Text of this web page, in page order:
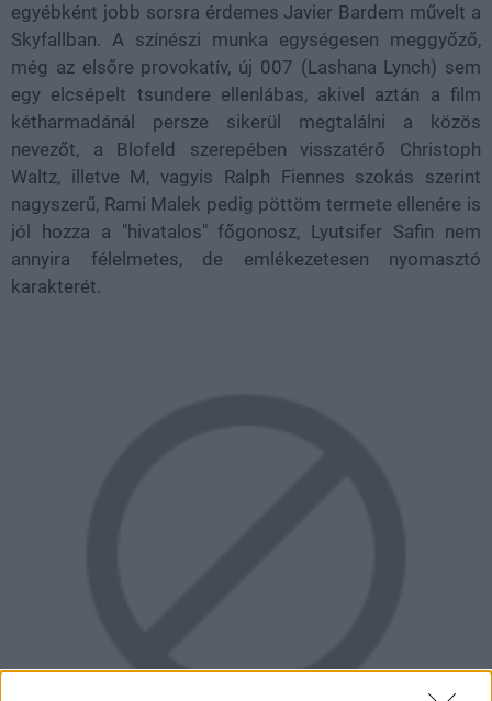
egyébként jobb sorsra érdemes Javier Bardem művelt a
Skyfallban. A színészi munka egységesen meggyőző,
még az elsőre provokatív, új 007 (Lashana Lynch) sem
egy elcsépelt tsundere ellenlábas, akivel aztán a film
kétharmadánál persze sikerül megtalálni a közös
nevezőt, a Blofeld szerepében visszatérő Christoph
Waltz, illetve M, vagyis Ralph Fiennes szokás szerint
nagyszerű, Rami Malek pedig pöttöm termete ellenére is
jól hozza a "hivatalos" főgonosz, Lyutsifer Safin nem
annyira félelmetes, de emlékezetesen nyomasztó
karakterét.